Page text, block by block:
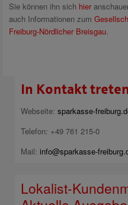
Sie können ihn sich hier
auch Informationen zum
Freiburg-Nördlicher Breisgau.
In Kontakt
Webseite: sparkasse-
Telefon: +49 761 215-0
Mail: info@sparkasse-
Lokalist-